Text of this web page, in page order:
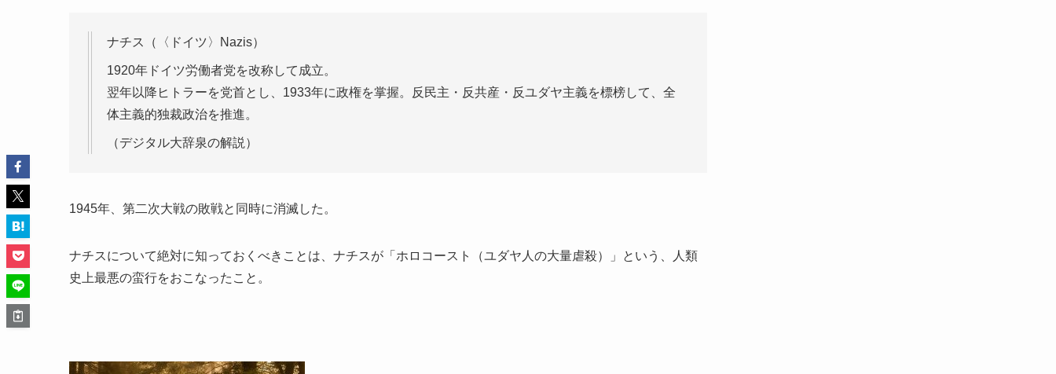
ナチス（〈ドイツ〉Nazis）
1920年ドイツ労働者党を改称して成立。
翌年以降ヒトラーを党首とし、1933年に政権を掌握。反民主・反共産・反ユダヤ主義を標榜して、全
体主義的独裁政治を推進。
（デジタル大辞泉の解説）
1945年、第二次大戦の敗戦と同時に消滅した。
ナチスについて絶対に知っておくべきことは、ナチスが「ホロコースト（ユダヤ人の大量虐殺）」という、人類
史上最悪の蛮行をおこなったこと。